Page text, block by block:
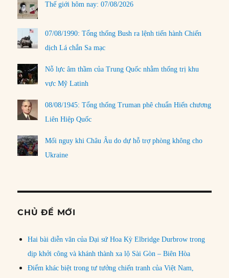
Thế giới hôm nay: 07/08/2026
07/08/1990: Tổng thống Bush ra lệnh tiến hành Chiến
dịch Lá chắn Sa mạc
Nỗ lực âm thầm của Trung Quốc nhằm thống trị khu
vực Mỹ Latinh
08/08/1945: Tổng thống Truman phê chuẩn Hiến chương
Liên Hiệp Quốc
Mối nguy khi Châu Âu do dự hỗ trợ phòng không cho
Ukraine
CHỦ ĐỀ MỚI
Hai bài diễn văn của Đại sứ Hoa Kỳ Elbridge Durbrow trong
dịp khởi công và khánh thành xa lộ Sài Gòn – Biên Hòa
Điểm khác biệt trong tư tưởng chiến tranh của Việt Nam,